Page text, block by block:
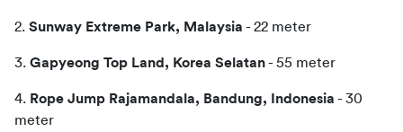
2. Sunway Extreme Park, Malaysia - 22 meter
3. Gapyeong Top Land, Korea Selatan - 55 meter
4. Rope Jump Rajamandala, Bandung, Indonesia - 30
meter